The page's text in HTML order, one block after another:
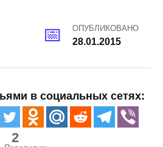
ОПУБЛИКОВАНО
28.01.2015
в социальных сетях:
2